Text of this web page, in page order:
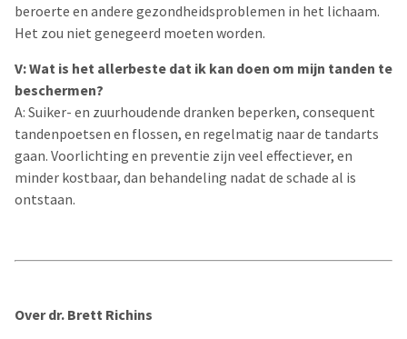
beroerte en andere gezondheidsproblemen in het lichaam.
Het zou niet genegeerd moeten worden.
V: Wat is het allerbeste dat ik kan doen om mijn tanden te
beschermen?
A: Suiker- en zuurhoudende dranken beperken, consequent
tandenpoetsen en flossen, en regelmatig naar de tandarts
gaan. Voorlichting en preventie zijn veel effectiever, en
minder kostbaar, dan behandeling nadat de schade al is
ontstaan.
Over dr. Brett Richins